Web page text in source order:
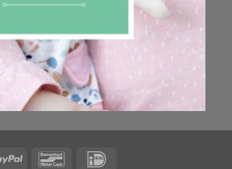
PayPal Bancontact